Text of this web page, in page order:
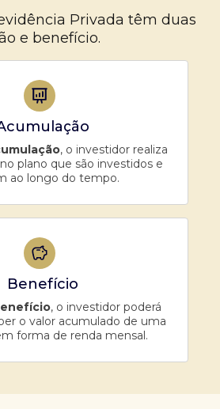
Privada têm duas
e benefício.
, o investidor realiza
plano que são investidos e
ao longo do tempo.
Benefício
, o investidor poderá
o valor acumulado de uma
forma de renda mensal.